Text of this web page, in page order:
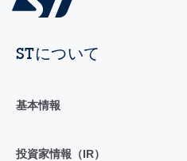
STについて
基本情報
投資家情報（IR）